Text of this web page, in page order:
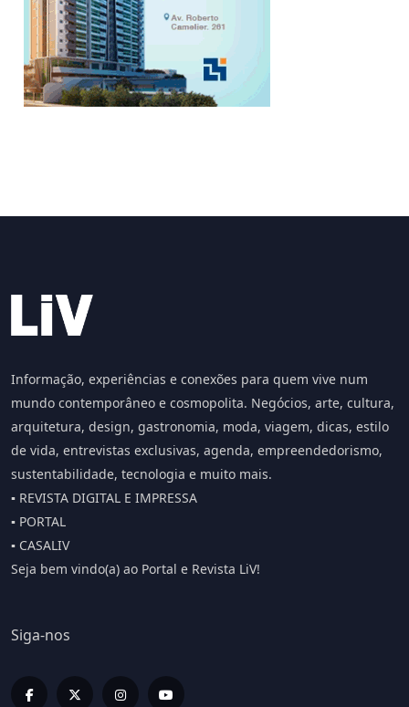
Informação, experiências e conexões para quem vive num
mundo contemporâneo e cosmopolita. Negócios, arte, cultura,
arquitetura, design, gastronomia, moda, viagem, dicas, estilo
de vida, entrevistas exclusivas, agenda, empreendedorismo,
sustentabilidade, tecnologia e muito mais.
▪️ REVISTA DIGITAL E IMPRESSA
▪️ PORTAL
▪️ CASALIV
Seja bem vindo(a) ao Portal e Revista LiV!
Siga-nos